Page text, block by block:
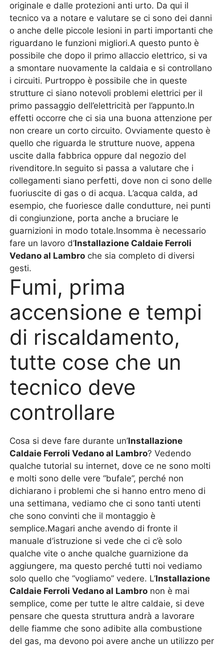
originale e dalle protezioni anti urto. Da qui il
tecnico va a notare e valutare se ci sono dei danni
o anche delle piccole lesioni in parti importanti che
riguardano le funzioni migliori.A questo punto è
possibile che dopo il primo allaccio elettrico, si va
a smontare nuovamente la caldaia e si controllano
i circuiti. Purtroppo è possibile che in queste
strutture ci siano notevoli problemi elettrici per il
primo passaggio dell’elettricità per l’appunto.In
effetti occorre che ci sia una buona attenzione per
non creare un corto circuito. Ovviamente questo è
quello che riguarda le strutture nuove, appena
uscite dalla fabbrica oppure dal negozio del
rivenditore.In seguito si passa a valutare che i
collegamenti siano perfetti, dove non ci sono delle
fuoriuscite di gas o di acqua. L’acqua calda, ad
esempio, che fuoriesce dalle condutture, nei punti
di congiunzione, porta anche a bruciare le
guarnizioni in modo totale.Insomma è necessario
fare un lavoro d’Installazione Caldaie Ferroli
Vedano al Lambro che sia completo di diversi
gesti.
Fumi, prima
accensione e tempi
di riscaldamento,
tutte cose che un
tecnico deve
controllare
Cosa si deve fare durante un’Installazione
Caldaie Ferroli Vedano al Lambro? Vedendo
qualche tutorial su internet, dove ce ne sono molti
e molti sono delle vere “bufale”, perché non
dichiarano i problemi che si hanno entro meno di
una settimana, vediamo che ci sono tanti utenti
che sono convinti che il montaggio è
semplice.Magari anche avendo di fronte il
manuale d’istruzione si vede che ci c’è solo
qualche vite o anche qualche guarnizione da
aggiungere, ma questo perché tutti noi vediamo
solo quello che “vogliamo” vedere. L’Installazione
Caldaie Ferroli Vedano al Lambro non è mai
semplice, come per tutte le altre caldaie, si deve
pensare che questa struttura andrà a lavorare
delle fiamme che sono adibite alla combustione
del gas, ma devono poi avere anche un utilizzo per